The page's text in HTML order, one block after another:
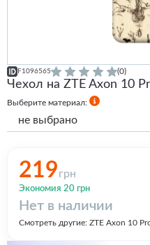
F1096565 (0)
Чехол на ZTE Axon 10
Выберите материал:
не выбрано
219грн
Экономия 20 грн
Нет в наличии
Смотреть другие: ZTE Axon 10